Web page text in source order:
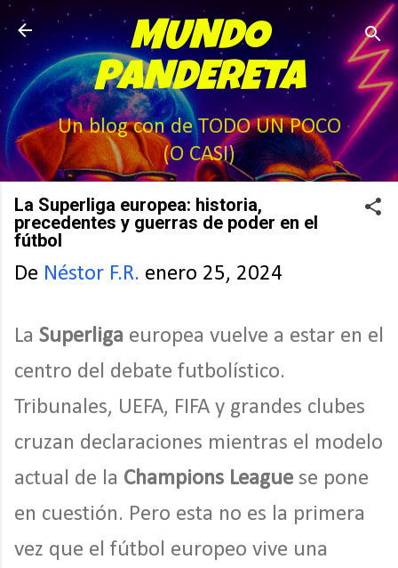
Ir al contenido principal
MUNDO
PANDERETA
Un blog con de TODO UN POCO
(O CASI)
La Superliga europea: historia,
precedentes y guerras de poder en el
fútbol
De Néstor F.R. enero 25, 2024
La Superliga europea vuelve a estar en el
centro del debate futbolístico.
Tribunales, UEFA, FIFA y grandes clubes
cruzan declaraciones mientras el modelo
actual de la Champions League se pone
en cuestión. Pero esta no es la primera
vez que el fútbol europeo vive una